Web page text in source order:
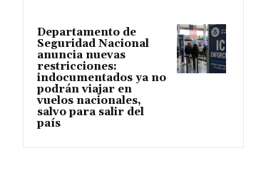
Departamento de
Seguridad Nacional
anuncia nuevas
restricciones:
indocumentados ya no
podrán viajar en
vuelos nacionales,
salvo para salir del
país